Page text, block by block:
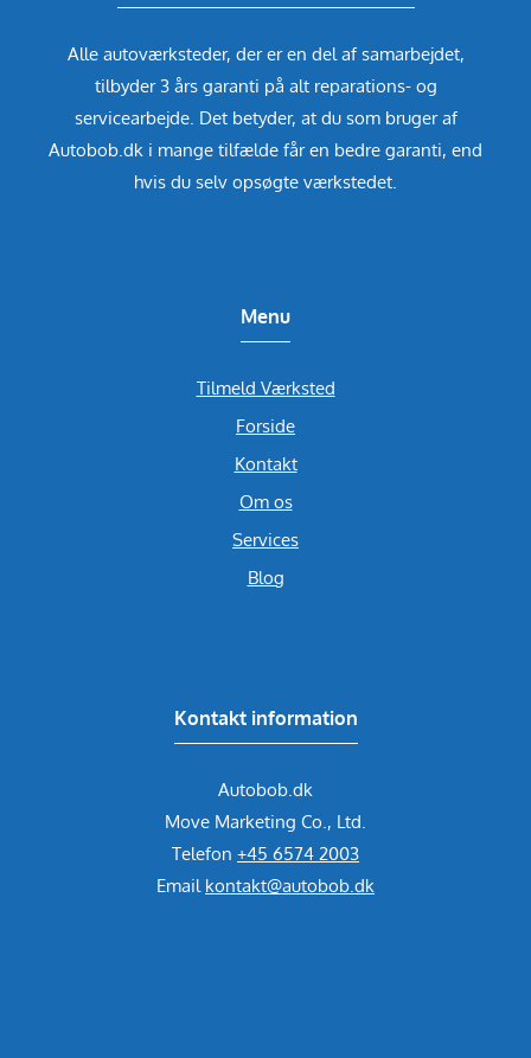
Alle autoværksteder, der er en del af samarbejdet,
tilbyder 3 års garanti på alt reparations- og
servicearbejde. Det betyder, at du som bruger af
Autobob.dk i mange tilfælde får en bedre garanti, end
hvis du selv opsøgte værkstedet.
Menu
Tilmeld Værksted
Forside
Kontakt
Om os
Services
Blog
Kontakt information
Autobob.dk
Move Marketing Co., Ltd.
Telefon +45 6574 2003
Email kontakt@autobob.dk